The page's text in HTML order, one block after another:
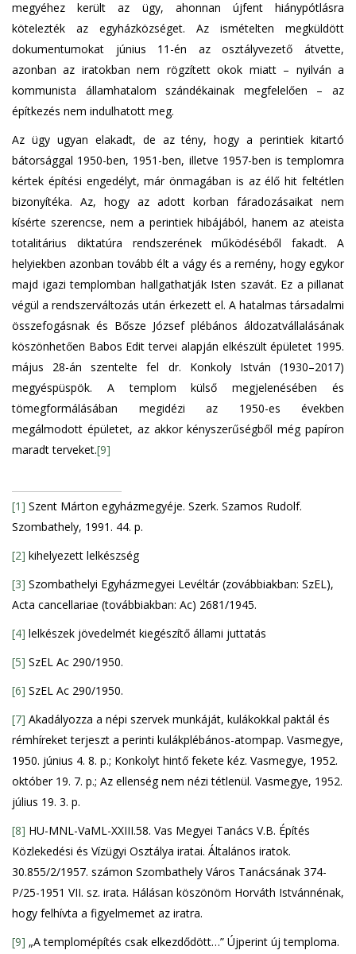
megyéhez került az ügy, ahonnan újfent hiánypótlásra
kötelezték az egyházközséget. Az ismételten megküldött
dokumentumokat június 11-én az osztályvezető átvette,
azonban az iratokban nem rögzített okok miatt – nyilván a
kommunista államhatalom szándékainak megfelelően – az
építkezés nem indulhatott meg.
Az ügy ugyan elakadt, de az tény, hogy a perintiek kitartó
bátorsággal 1950-ben, 1951-ben, illetve 1957-ben is templomra
kértek építési engedélyt, már önmagában is az élő hit feltétlen
bizonyítéka. Az, hogy az adott korban fáradozásaikat nem
kísérte szerencse, nem a perintiek hibájából, hanem az ateista
totalitárius diktatúra rendszerének működéséből fakadt. A
helyiekben azonban tovább élt a vágy és a remény, hogy egykor
majd igazi templomban hallgathatják Isten szavát. Ez a pillanat
végül a rendszerváltozás után érkezett el. A hatalmas társadalmi
összefogásnak és Bősze József plébános áldozatvállalásának
köszönhetően Babos Edit tervei alapján elkészült épületet 1995.
május 28-án szentelte fel dr. Konkoly István (1930–2017)
megyéspüspök. A templom külső megjelenésében és
tömegformálásában megidézi az 1950-es években
megálmodott épületet, az akkor kényszerűségből még papíron
maradt terveket.[9]
[1] Szent Márton egyházmegyéje. Szerk. Szamos Rudolf.
Szombathely, 1991. 44. p.
[2] kihelyezett lelkészség
[3] Szombathelyi Egyházmegyei Levéltár (zovábbiakban: SzEL),
Acta cancellariae (továbbiakban: Ac) 2681/1945.
[4] lelkészek jövedelmét kiegészítő állami juttatás
[5] SzEL Ac 290/1950.
[6] SzEL Ac 290/1950.
[7] Akadályozza a népi szervek munkáját, kulákokkal paktál és
rémhíreket terjeszt a perinti kulákplébános-atompap. Vasmegye,
1950. június 4. 8. p.; Konkolyt hintő fekete kéz. Vasmegye, 1952.
október 19. 7. p.; Az ellenség nem nézi tétlenül. Vasmegye, 1952.
július 19. 3. p.
[8] HU-MNL-VaML-XXIII.58. Vas Megyei Tanács V.B. Építés
Közlekedési és Vízügyi Osztálya iratai. Általános iratok.
30.855/2/1957. számon Szombathely Város Tanácsának 374-
P/25-1951 VII. sz. irata. Hálásan köszönöm Horváth Istvánnénak,
hogy felhívta a figyelmemet az iratra.
[9] „A templomépítés csak elkezdődött…” Újperint új temploma.